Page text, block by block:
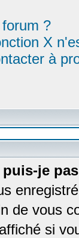
?
X
à
je
de vous
si